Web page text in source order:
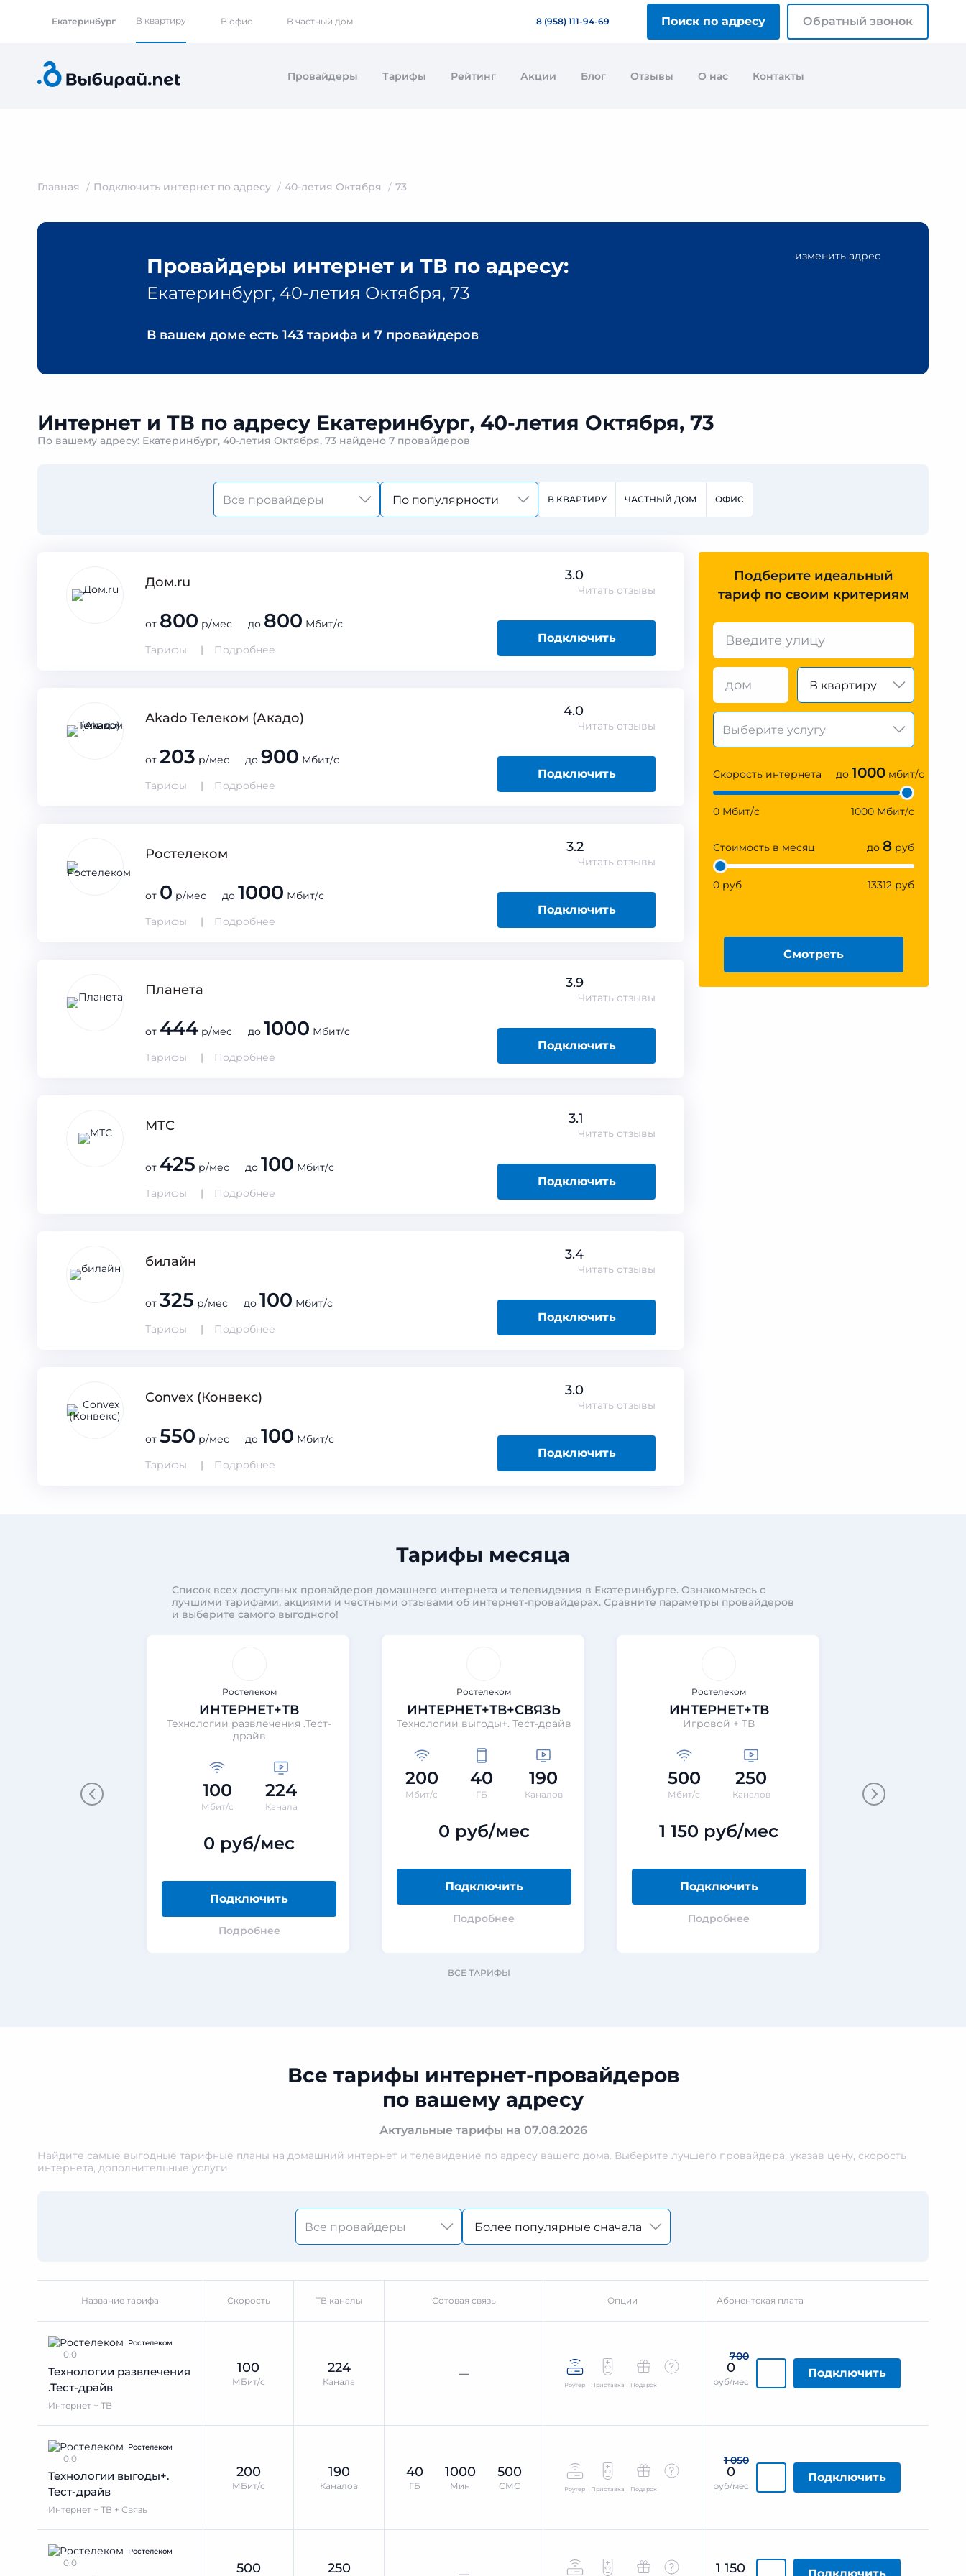
Екатеринбург В квартиру В офис В частный дом 8 (958) 111-94-69 Поиск по адресу Обратный звонок
Провайдеры Тарифы Рейтинг Акции Блог Отзывы О нас Контакты
Главная Подключить интернет по адресу 40-летия Октября 73
изменить адрес
Провайдеры интернет и ТВ по адресу:
Екатеринбург, 40-летия Октября, 73
В вашем доме есть 143 тарифа и 7 провайдеров
Интернет и ТВ по адресу Екатеринбург, 40-летия Октября, 73
По вашему адресу: Екатеринбург, 40-летия Октября, 73 найдено 7 провайдеров
По популярности В КВАРТИРУ ЧАСТНЫЙ ДОМ ОФИС
Дом.ru 3.0
Читать отзывы
от 800 р/мес до 800 Мбит/с
Тарифы
Подробнее
Подключить
Akado Телеком (Акадо) 4.0
Читать отзывы
от 203 р/мес до 900 Мбит/с
Тарифы
Подробнее
Подключить
Ростелеком 3.2
Читать отзывы
от 0 р/мес до 1000 Мбит/с
Тарифы
Подробнее
Подключить
Планета 3.9
Читать отзывы
от 444 р/мес до 1000 Мбит/с
Тарифы
Подробнее
Подключить
МТС 3.1
Читать отзывы
от 425 р/мес до 100 Мбит/с
Тарифы
Подробнее
Подключить
билайн 3.4
Читать отзывы
от 325 р/мес до 100 Мбит/с
Тарифы
Подробнее
Подключить
Convex (Конвекс) 3.0
Читать отзывы
от 550 р/мес до 100 Мбит/с
Тарифы
Подробнее
Подключить
Подберите идеальный
тариф по своим критериям
В квартиру
Скорость интернета до 1000 мбит/с
0 Мбит/с 1000 Мбит/с
Стоимость в месяц до 8 руб
0 руб 13312 руб
Смотреть
Тарифы месяца
Список всех доступных провайдеров домашнего интернета и телевидения в Екатеринбурге. Ознакомьтесь с
лучшими тарифами, акциями и честными отзывами об интернет-провайдерах. Сравните параметры провайдеров
и выберите самого выгодного!
Ростелеком
ИНТЕРНЕТ+ТВ
Технологии развлечения .Тест-
драйв
100
Мбит/с
224
Канала
0 руб/мес
Подключить
Подробнее
Ростелеком
ИНТЕРНЕТ+ТВ+СВЯЗЬ
Технологии выгоды+. Тест-драйв
200
Мбит/с
40
ГБ
190
Каналов
0 руб/мес
Подключить
Подробнее
Ростелеком
ИНТЕРНЕТ+ТВ
Игровой + ТВ
500
Мбит/с
250
Каналов
1 150 руб/мес
Подключить
Подробнее
200
Мбит/с
ВСЕ ТАРИФЫ
Все тарифы интернет-провайдеров
по вашему адресу
Актуальные тарифы на 07.08.2026
Найдите самые выгодные тарифные планы на домашний интернет и телевидение по адресу вашего дома. Выберите лучшего провайдера, указав цену, скорость
интернета, дополнительные услуги.
Более популярные сначала
Название тарифа Скорость ТВ каналы Сотовая связь Опции Абонентская плата
Ростелеком
0.0
Технологии развлечения
.Тест-драйв
Интернет + ТВ
100
МБит/с
224
Канала
—
Роутер Приставка Подарок
700
0
руб/мес
Подключить
Ростелеком
0.0
Технологии выгоды+.
Тест-драйв
Интернет + ТВ + Связь
200
МБит/с
190
Каналов
40
ГБ
1000
Мин
500
СМС Роутер Приставка Подарок
1 050
0
руб/мес
Подключить
Ростелеком
0.0 500 250 1 150